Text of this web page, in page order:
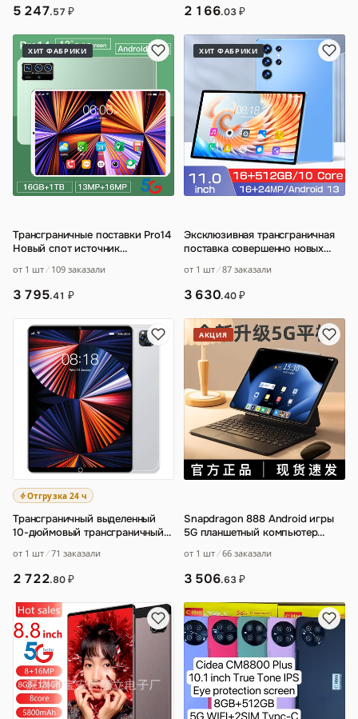
5 247.57 ₽ 2 166.03₽
ХИТ ФАБРИКИ
Трансграничные поставки Pro14
Новый спот источник
компьютера
от 1 шт 109 заказали
3 795.41 ₽
ХИТ ФАБРИКИ
Эксклюзивная трансграничная
поставка совершенно новых
для раз …
от 1 шт 87 заказали
3 630.40₽
Отгрузка 24 ч
Трансграничный выделенный
10-дюймовый трансграничный
карта-вст …
от 1 шт 71 заказали
2 722.80₽
АКЦИЯ
Snapdragon 888 Android игры
5G планшетный компьютер
от 1 шт 66 заказали
3 506.63₽